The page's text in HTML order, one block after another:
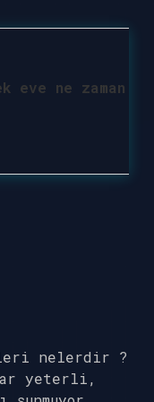
eve ne zaman
nelerdir ?
yeterli,